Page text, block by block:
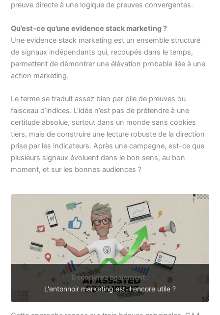
preuve directe à une logique de preuves convergentes.
Qu’est-ce qu’une evidence stack marketing ?
Une evidence stack marketing est un ensemble structuré
de signaux indépendants qui, recoupés dans le temps,
permettent de démontrer une élévation probable liée à une
action marketing.
Le terme se traduit assez bien par pile de preuves ou
faisceau d’indices. L’idée n’est pas de prétendre à une
certitude absolue, surtout dans un monde sans cookies
tiers, mais de construire une lecture robuste de la direction
prise par les indicateurs. Après une campagne, est-ce que
plusieurs signaux évoluent dans le bon sens, au bon
moment, et sur les bonnes audiences ?
Découvrez également :
L'entonnoir marketing est-il encore utile ?